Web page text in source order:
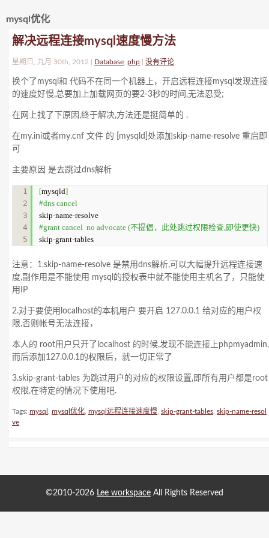
mysql优化
解决远程连接mysql速度慢方法
星期日, 九月 30th, 2012 | Database php 没有评论
换个了mysql和 代码不在同一个机器上，开启远程连接mysql发现连接
的速度好慢,总要加上加载网页的要2-3秒的时间,无法忍受;
在网上找了下原因,终于解决,方法还是挺简单的 .
在my.ini或者my.cnf 文件 的 [mysqld]处添加skip-name-resolve 重启即
可
主要原因 是去跳过dns解析
1
2
3
4
[mysqld]
#dns cancel
skip-name-
#grant cancel  no advocate (不提倡，此处跳过权限检查,即使更快)
skip-grant-tables
注意：1.skip-name-resolve 是禁用dns解析,可以大幅提升远程连接速
度,副作用是不能使用 mysql的授权表中就不能使用主机名了，只能使
用IP
2.对于要使用localhost的本机用户 要开启 127.0.0.1 给对应的用户权
限,否则帐号无法连接，
本人的 root用户只开了localhost 的时候,发现不能连接上phpmyadmin,
而后添加127.0.0.1的权限后，就一切正常了
3.skip-grant-tables 为跳过用户的对应的权限设置,即所有用户都是root
权限,在特定的情况下使用吧.
Tags: mysql mysql优化 mysql远程连接速度慢 skip-grant-tables skip-name-resol
ve
©2010-2026 Lee workspace All Rights Reserved